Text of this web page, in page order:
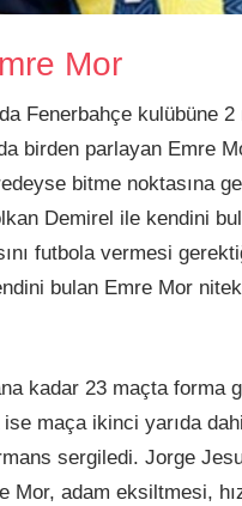
Mor
Fenerbahçe kulübüne
birden parlayan Emre
bitme noktasına
Demirel ile kendini
futbola vermesi
bulan Emre Mor
kadar 23 maçta forma
ise maça ikinci yarıda
sergiledi. Jorge
Mor, adam eksiltmesi,